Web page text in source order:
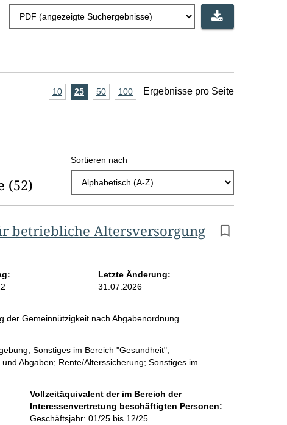
A
r
n
s
e
p
10Ergebnisse
25Ergebnisse
50Ergebnisse
100Ergebnisse
Ergebnisse pro Seite
(52)
Sortieren nach
betriebliche Altersversorgung
Letzte Änderung:
31.07.2026
der Gemeinnützigkeit nach Abgabenordnung
Sonstiges im Bereich "Gesundheit";
Abgaben; Rente/Alterssicherung; Sonstiges im
Vollzeitäquivalent der im Bereich der
Interessenvertretung beschäftigten Personen:
Geschäftsjahr: 01/25 bis 12/25